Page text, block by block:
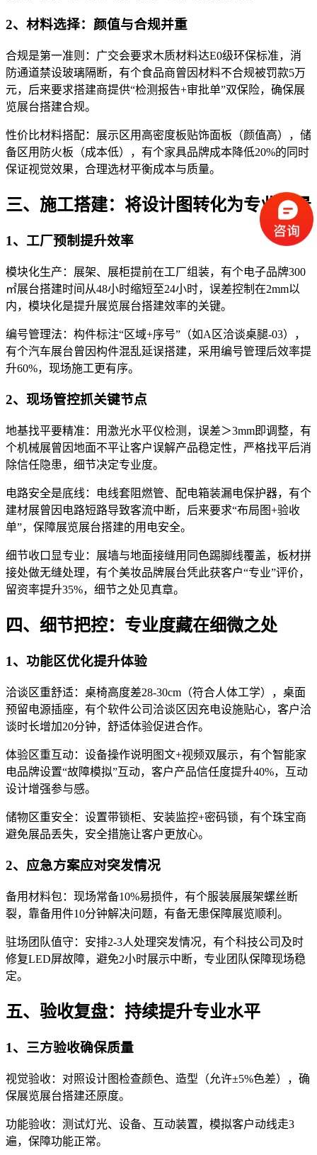
2、材料选择：颜值与合规并重
合规是第一准则：广交会要求木质材料达E0级环保标准，消
防通道禁设玻璃隔断，有个食品商曾因材料不合规被罚款5万
元，后来要求搭建商提供“检测报告+审批单”双保险，确保展
览展台搭建合规。
性价比材料搭配：展示区用高密度板贴饰面板（颜值高），储
备区用防火板（成本低），有个家具品牌成本降低20%的同时
保证视觉效果，合理选材平衡成本与质量。
三、施工搭建：将设计图转化为专业实景
1、工厂预制提升效率
模块化生产：展架、展柜提前在工厂组装，有个电子品牌300
㎡展台搭建时间从48小时缩短至24小时，误差控制在2mm以
内，模块化是提升展览展台搭建效率的关键。
编号管理法：构件标注“区域+序号”（如A区洽谈桌腿-03），
有个汽车展台曾因构件混乱延误搭建，采用编号管理后效率提
升60%，现场施工更有序。
2、现场管控抓关键节点
地基找平要精准：用激光水平仪检测，误差＞3mm即调整，有
个机械展曾因地面不平让客户误解产品稳定性，严格找平后消
除信任隐患，细节决定专业度。
电路安全是底线：电线套阻燃管、配电箱装漏电保护器，有个
建材展曾因电路短路导致客流中断，后来要求“布局图+验收
单”，保障展览展台搭建的用电安全。
细节收口显专业：展墙与地面接缝用同色踢脚线覆盖，板材拼
接处做无缝处理，有个美妆品牌展台凭此获客户“专业”评价，
留资率提升35%，细节之处见真章。
四、细节把控：专业度藏在细微之处
1、功能区优化提升体验
洽谈区重舒适：桌椅高度差28-30cm（符合人体工学），桌面
预留电源插座，有个软件公司洽谈区因充电设施贴心，客户洽
谈时长增加20分钟，舒适体验促进合作。
体验区重互动：设备操作说明图文+视频双展示，有个智能家
电品牌设置“故障模拟”互动，客户产品信任度提升40%，互动
设计增强参与感。
储物区重安全：设置带锁柜、安装监控+密码锁，有个珠宝商
避免展品丢失，安全措施让客户更放心。
2、应急方案应对突发情况
备用材料包：现场常备10%易损件，有个服装展展架螺丝断
裂，靠备用件10分钟解决问题，有备无患保障展览顺利。
驻场团队值守：安排2-3人处理突发情况，有个科技公司及时
修复LED屏故障，避免2小时展示中断，专业团队保障现场稳
定。
五、验收复盘：持续提升专业水平
1、三方验收确保质量
视觉验收：对照设计图检查颜色、造型（允许±5%色差），确
保展览展台搭建还原度。
功能验收：测试灯光、设备、互动装置，模拟客户动线走3
遍，保障功能正常。